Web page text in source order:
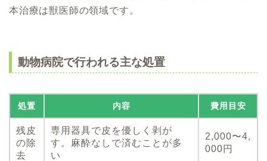
本治療は獣医師の領域です。
動物病院で行われる主な処置
処置 内容 費用目安
残皮
の除
去
専用器具で皮を優しく剥が
す。麻酔なしで済むことが多
い
2,000〜4,
000円